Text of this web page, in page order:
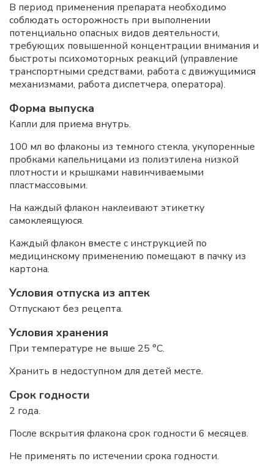
В период применения препарата необходимо
соблюдать осторожность при выполнении
потенциально опасных видов деятельности,
требующих повышенной концентрации внимания и
быстроты психомоторных реакций (управление
транспортными средствами, работа с движущимися
механизмами, работа диспетчера, оператора).
Форма выпуска
Капли для приема внутрь.
100 мл во флаконы из темного стекла, укупоренные
пробками капельницами из полиэтилена низкой
плотности и крышками навинчиваемыми
пластмассовыми.
На каждый флакон наклеивают этикетку
самоклеящуюся.
Каждый флакон вместе с инструкцией по
медицинскому применению помещают в пачку из
картона.
Условия отпуска из аптек
Отпускают без рецепта.
Условия хранения
При температуре не выше 25 °С.
Хранить в недоступном для детей месте.
Срок годности
2 года.
После вскрытия флакона срок годности 6 месяцев.
Не применять по истечении срока годности.